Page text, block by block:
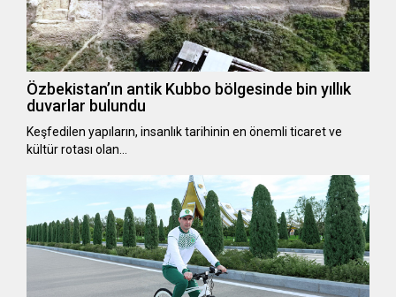
Özbekistan’ın antik Kubbo bölgesinde bin yıllık
duvarlar bulundu
Keşfedilen yapıların, insanlık tarihinin en önemli ticaret ve
kültür rotası olan…